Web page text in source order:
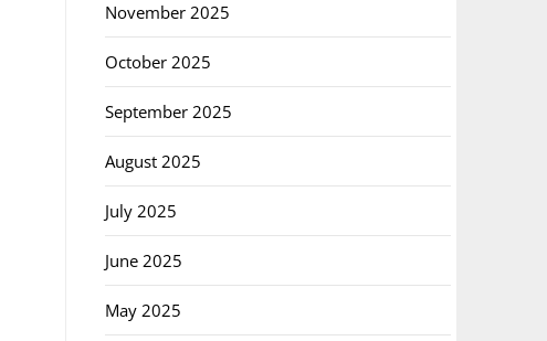
November 2025
October 2025
September 2025
August 2025
July 2025
June 2025
May 2025